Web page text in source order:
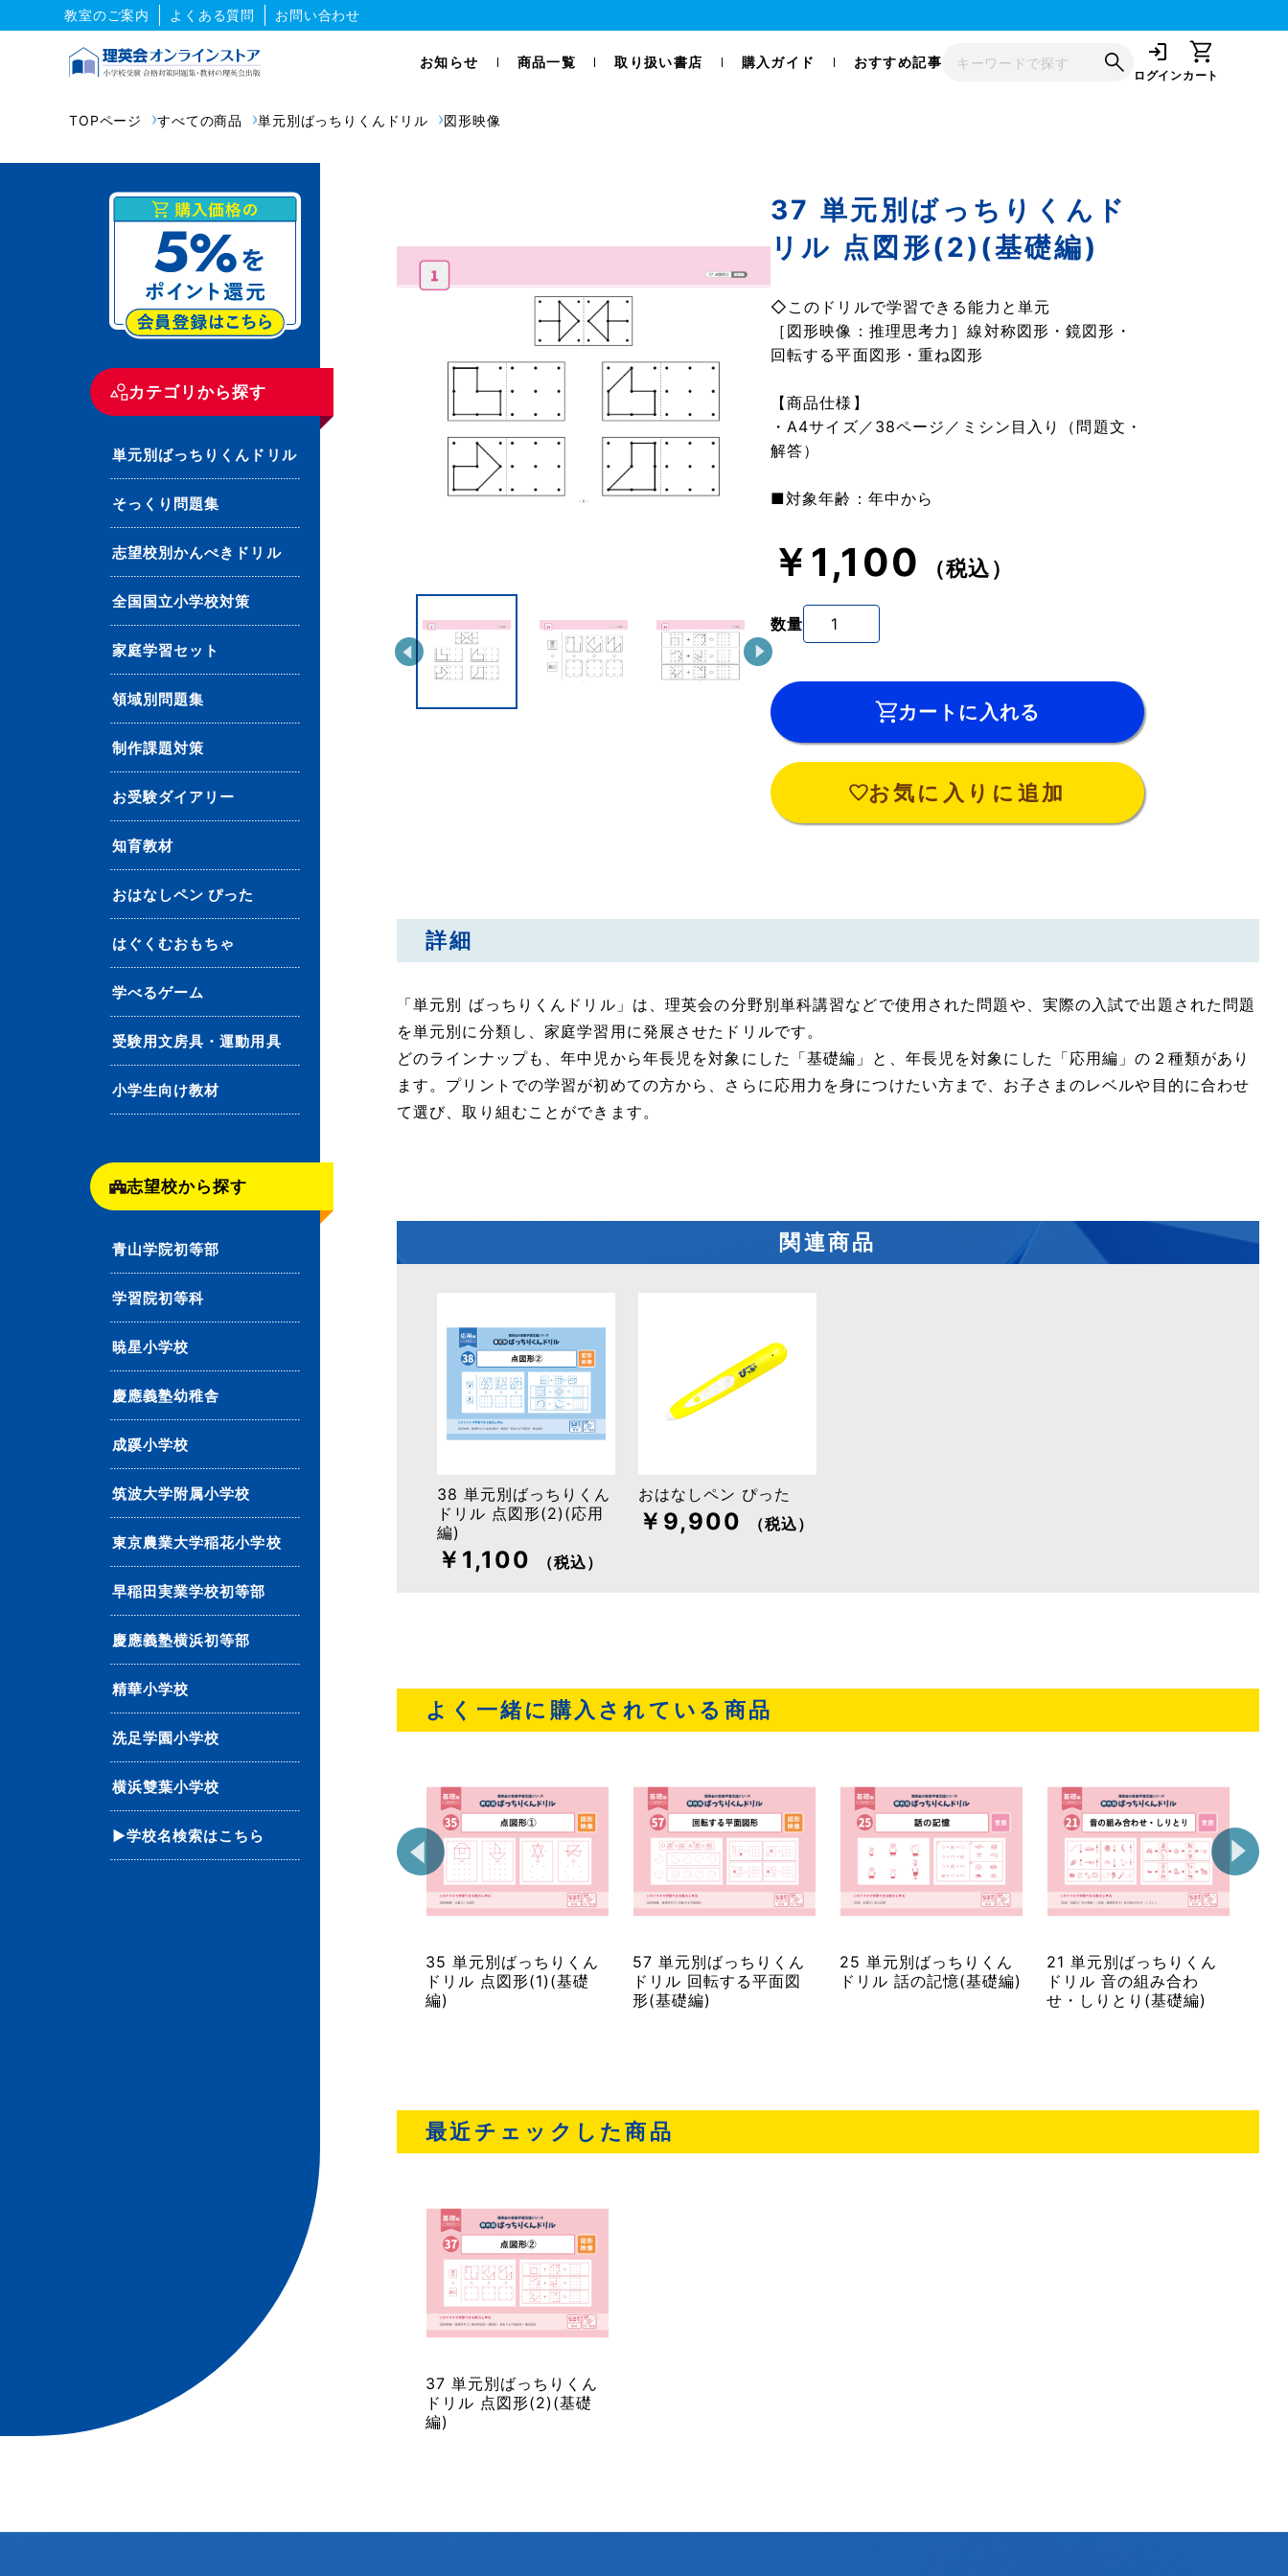
教室のご案内 よくある質問 お問い合わせ
お知らせ 商品一覧 取り扱い書店 購入ガイド おすすめ記事
ログインカート
TOPページ すべての商品 単元別ばっちりくんドリル 図形映像
カテゴリから探す
単元別ばっちりくんドリル
そっくり問題集
志望校別かんぺきドリル
全国国立小学校対策
家庭学習セット
領域別問題集
制作課題対策
お受験ダイアリー
知育教材
おはなしペン ぴった
はぐくむおもちゃ
学べるゲーム
受験用文房具・運動用具
小学生向け教材
志望校から探す
青山学院初等部
学習院初等科
暁星小学校
慶應義塾幼稚舎
成蹊小学校
筑波大学附属小学校
東京農業大学稲花小学校
早稲田実業学校初等部
慶應義塾横浜初等部
精華小学校
洗足学園小学校
横浜雙葉小学校
▶学校名検索はこちら
37 単元別ばっちりくんド
リル 点図形(2)(基礎編)
◇このドリルで学習できる能力と単元
［図形映像：推理思考力］線対称図形・鏡図形・
回転する平面図形・重ね図形
【商品仕様】
・A4サイズ／38ページ／ミシン目入り（問題文・
解答）
■対象年齢：年中から
￥1,100 （税込）
数量
カートに入れる
お気に入りに追加
詳細
「単元別 ばっちりくんドリル」は、理英会の分野別単科講習などで使用された問題や、実際の入試で出題された問題
を単元別に分類し、家庭学習用に発展させたドリルです。
どのラインナップも、年中児から年長児を対象にした「基礎編」と、年長児を対象にした「応用編」の２種類があり
ます。プリントでの学習が初めての方から、さらに応用力を身につけたい方まで、お子さまのレベルや目的に合わせ
て選び、取り組むことができます。
関連商品
38 単元別ばっちりくん
ドリル 点図形(2)(応用
編)
￥1,100 （税込）
おはなしペン ぴった
￥9,900 （税込）
よく一緒に購入されている商品
35 単元別ばっちりくん
ドリル 点図形(1)(基礎
編)
57 単元別ばっちりくん
ドリル 回転する平面図
形(基礎編)
25 単元別ばっちりくん
ドリル 話の記憶(基礎編)
21 単元別ばっちりくん
ドリル 音の組み合わ
せ・しりとり(基礎編)
最近チェックした商品
37 単元別ばっちりくん
ドリル 点図形(2)(基礎
編)